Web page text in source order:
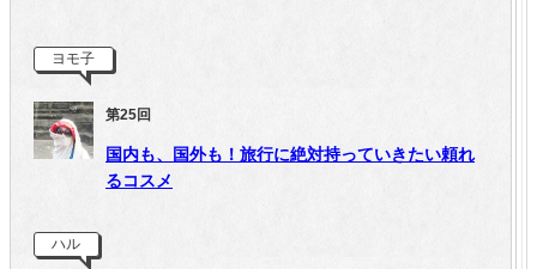
ヨモ子
第25回
国内も、国外も！旅行に絶対持っていきたい頼れ
るコスメ
ハル